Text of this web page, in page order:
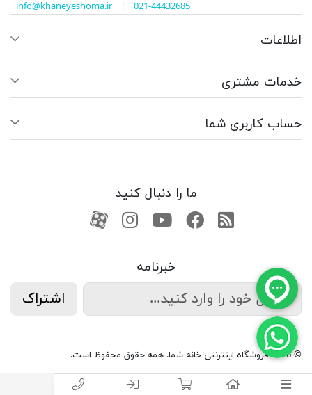
info@khaneyeshoma.ir¦ 021-44432685
اطلاعات
خدمات مشتری
حساب کاربری شما
ما را دنبال کنید
RSSفیسبوکیوتیوبکانال آپارات
کانال آپارات
خبرنامه
اشتراک
© 2026 فروشگاه اینترنتی خانه شما. همه حقوق محفوظ است.